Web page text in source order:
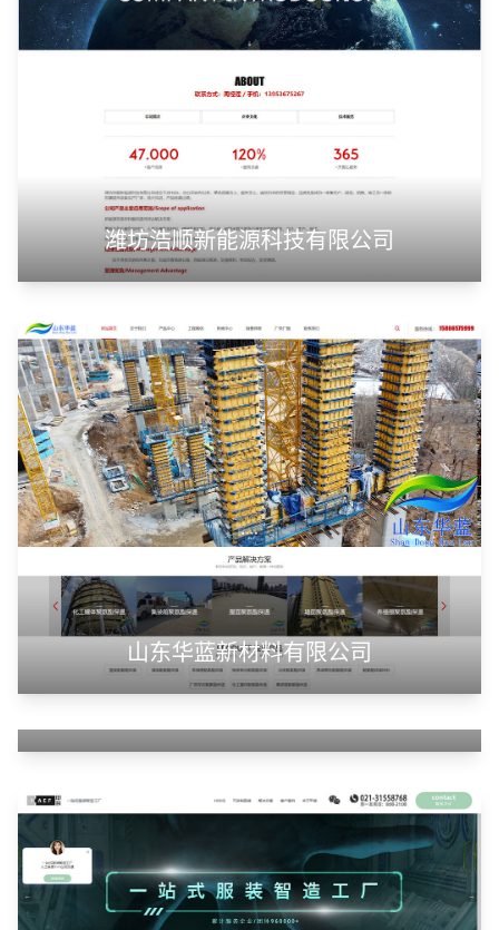
潍坊浩顺新能源科技有限公司
山东华蓝新材料有限公司